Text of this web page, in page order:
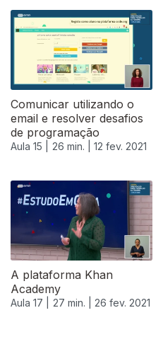
Comunicar utilizando o
email e resolver desafios
de programação
Aula 15 | 26 min. | 12 fev. 2021
A plataforma Khan
Academy
Aula 17 | 27 min. | 26 fev. 2021